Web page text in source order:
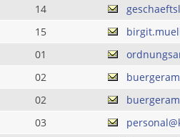
14
15
01
02
02
03